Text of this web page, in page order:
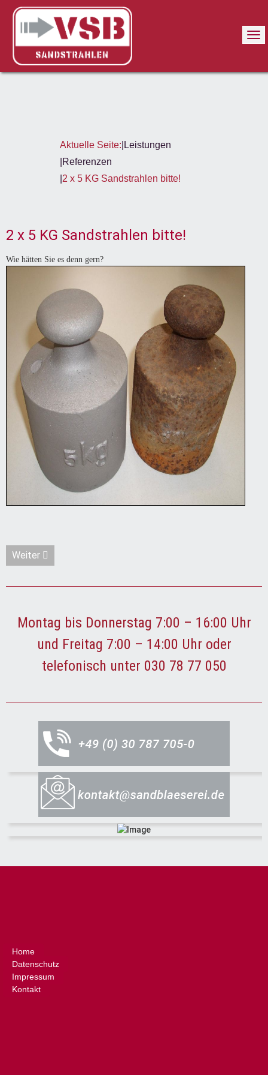
Aktuelle Seite: Leistungen
Referenzen
2 x 5 KG Sandstrahlen bitte!
2 x 5 KG Sandstrahlen bitte!
Wie hätten Sie es denn gern?
Nächster Beitrag: Acrylglas sandstrahlen -
Weiter
Montag bis Donnerstag 7:00 – 16:00 Uhr
und Freitag 7:00 – 14:00 Uhr oder
telefonisch unter 030 78 77 050
Home
Datenschutz
Impressum
Kontakt